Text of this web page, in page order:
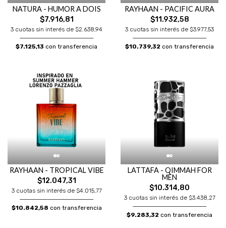
NATURA - HUMOR A DOIS
$7.916,81
3 cuotas sin interés de $2.638,94
$7.125,13 con transferencia
RAYHAAN - PACIFIC AURA
$11.932,58
3 cuotas sin interés de $3.977,53
$10.739,32 con transferencia
RAYHAAN - TROPICAL VIBE
$12.047,31
3 cuotas sin interés de $4.015,77
$10.842,58 con transferencia
LATTAFA - QIMMAH FOR
MEN
$10.314,80
3 cuotas sin interés de $3.438,27
$9.283,32 con transferencia